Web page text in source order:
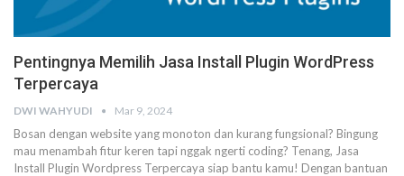
Pentingnya Memilih Jasa Install Plugin WordPress
Terpercaya
DWI WAHYUDI Mar 9, 2024
Bosan dengan website yang monoton dan kurang fungsional? Bingung
mau menambah fitur keren tapi nggak ngerti coding? Tenang, Jasa
Install Plugin Wordpress Terpercaya siap bantu kamu! Dengan bantuan